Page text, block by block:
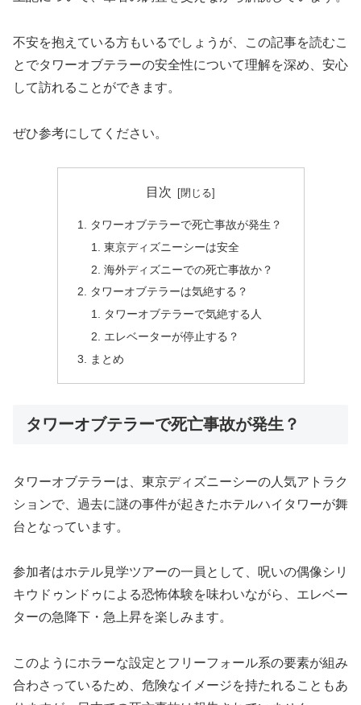
不安を抱えている方もいるでしょうが、この記事を読むこ
とでタワーオブテラーの安全性について理解を深め、安心
して訪れることができます。
ぜひ参考にしてください。
目次
タワーオブテラーで死亡事故が発生？
東京ディズニーシーは安全
海外ディズニーでの死亡事故か？
タワーオブテラーは気絶する？
タワーオブテラーで気絶する人
エレベーターが停止する？
まとめ
タワーオブテラーで死亡事故が発生？
タワーオブテラーは、東京ディズニーシーの人気アトラク
ションで、過去に謎の事件が起きたホテルハイタワーが舞
台となっています。
参加者はホテル見学ツアーの一員として、呪いの偶像シリ
キウドゥンドゥによる恐怖体験を味わいながら、エレベー
ターの急降下・急上昇を楽しみます。
このようにホラーな設定とフリーフォール系の要素が組み
合わさっているため、危険なイメージを持たれることもあ